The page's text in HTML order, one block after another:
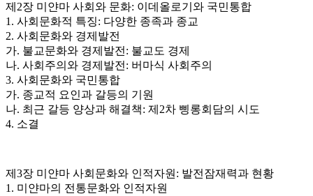
제2장 미얀마 사회와 문화: 이데올로기와 국민통합
1. 사회문화적 특징: 다양한 종족과 종교
2. 사회문화와 경제발전
가. 불교문화와 경제발전: 불교도 경제
나. 사회주의와 경제발전: 버마식 사회주의
3. 사회문화와 국민통합
가. 종교적 요인과 갈등의 기원
나. 최근 갈등 양상과 해결책: 제2차 삥롱회담의 시도
4. 소결
제3장 미얀마 사회문화와 인적자원: 발전잠재력과 현황
1. 미얀마의 전통문화와 인적자원